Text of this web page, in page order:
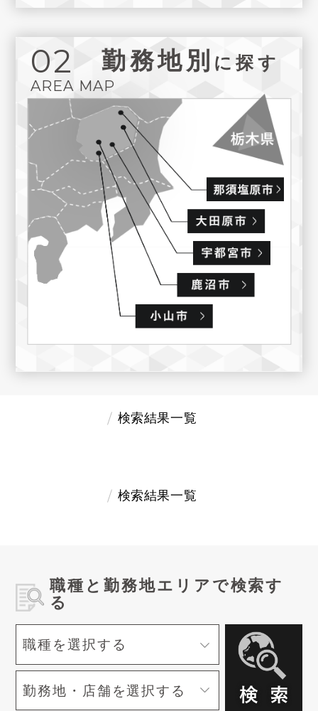
02
AREA MAP
勤務地別 に探す
検索結果一覧
検索結果一覧
職種と勤務地エリアで検索す
る